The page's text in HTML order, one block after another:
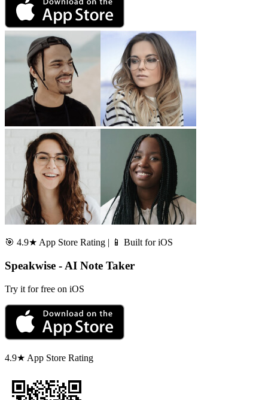
🎯 4.9★ App Store Rating | 📱 Built for iOS
Speakwise - AI Note Taker
Try it for free on iOS
4.9★ App Store Rating